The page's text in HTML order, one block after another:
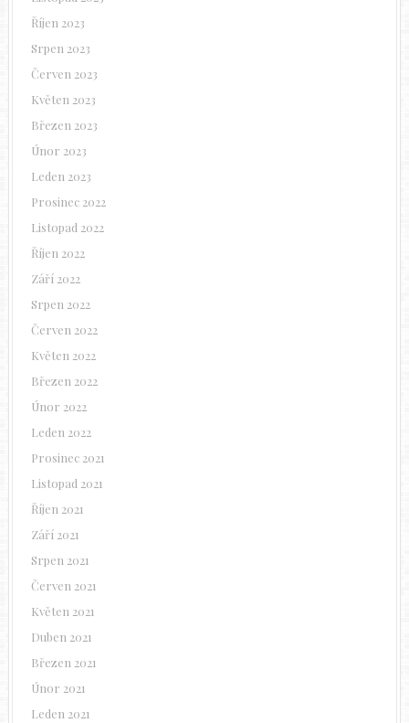
Říjen 2023
Srpen 2023
Červen 2023
Květen 2023
Březen 2023
Únor 2023
Leden 2023
Prosinec 2022
Listopad 2022
Říjen 2022
Září 2022
Srpen 2022
Červen 2022
Květen 2022
Březen 2022
Únor 2022
Leden 2022
Prosinec 2021
Listopad 2021
Říjen 2021
Září 2021
Srpen 2021
Červen 2021
Květen 2021
Duben 2021
Březen 2021
Únor 2021
Leden 2021